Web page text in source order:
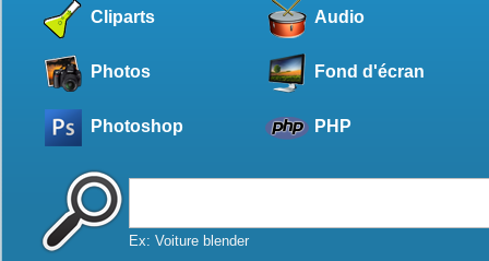
Cliparts Audio
Photos Fond d'écran
Photoshop PHP
Ex: Voiture blender